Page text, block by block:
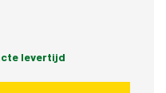
levertijd